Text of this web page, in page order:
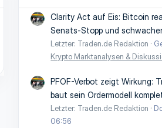
Clarity Act auf Eis: Bitcoin
Senats-Stopp und
Letzter: Traden.de Redaktion
Krypto Marktanalysen &
PFOF-Verbot zeigt Wirkung:
baut sein Ordermodell
Letzter: Traden.de Redaktion
06:56